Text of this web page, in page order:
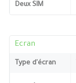
Deux SIM
Ecran
Type d'écran